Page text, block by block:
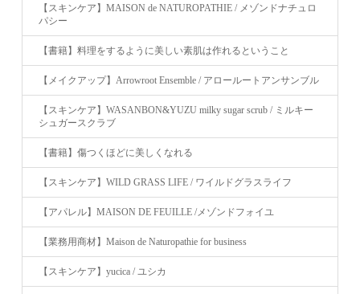
【スキンケア】MAISON de NATUROPATHIE / メゾンドナチュロ
パシー
【書籍】料理をするように美しい素肌は作れるということ
【メイクアップ】Arrowroot Ensemble / アロールートアンサンブル
【スキンケア】WASANBON&YUZU milky sugar scrub / ミルキー
シュガースクラブ
【書籍】傷つくほどに美しくなれる
【スキンケア】WILD GRASS LIFE / ワイルドグラスライフ
【アパレル】MAISON DE FEUILLE /メゾンドフォイユ
【業務用商材】Maison de Naturopathie for business
【スキンケア】yucica / ユシカ